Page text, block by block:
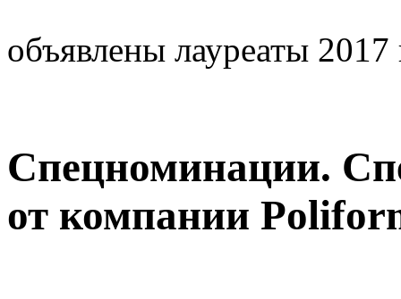
объявлены лауреаты 2017
Спецноминации.
от компании